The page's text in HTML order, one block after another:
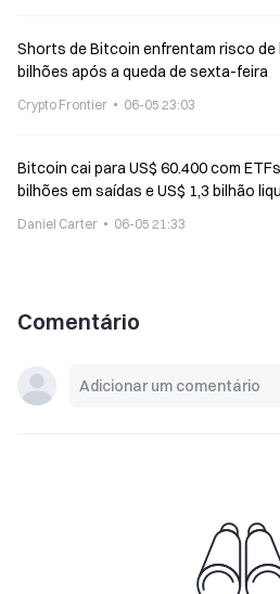
Shorts de Bitcoin enfrentam risco de
bilhões após a queda de sexta-feira
Crypto Frontier 06-05 23:03
Bitcoin cai para US$ 60.400 com
bilhões em saídas e US$ 1,3 bilhão
Daniel Carter 06-05 21:33
Comentário